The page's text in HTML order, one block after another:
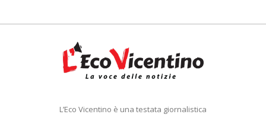
L’Eco Vicentino è una testata giornalistica